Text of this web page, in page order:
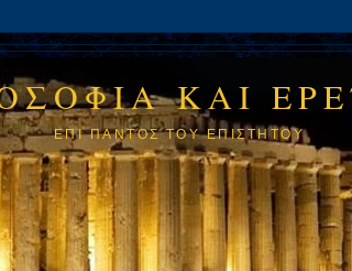
ΚΑΙ
ΕΠΙ ΠΑΝΤOΣ ΤΟΥ ΕΠΙΣΤΗΤΟΥ